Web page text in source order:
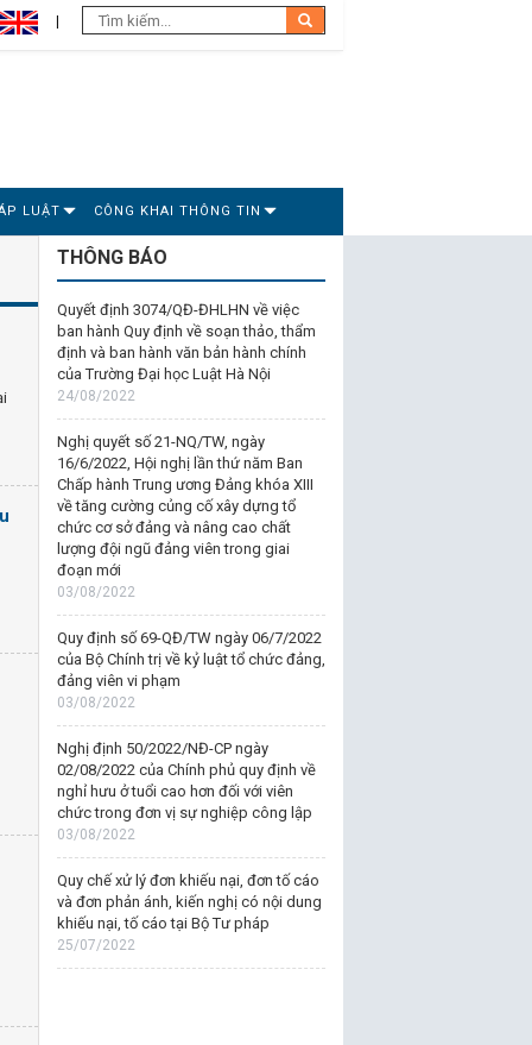
LUẬT CÔNG KHAI THÔNG TIN
THÔNG BÁO
Quyết định 3074/QĐ-ĐHLHN về việc
ban hành Quy định về soạn thảo, thẩm
định và ban hành văn bản hành chính
của Trường Đại học Luật Hà Nội
24/08/2022
Nghị quyết số 21-NQ/TW, ngày
16/6/2022, Hội nghị lần thứ năm Ban
Chấp hành Trung ương Đảng khóa XIII
về tăng cường củng cố xây dựng tổ
chức cơ sở đảng và nâng cao chất
lượng đội ngũ đảng viên trong giai
đoạn mới
03/08/2022
Quy định số 69-QĐ/TW ngày 06/7/2022
của Bộ Chính trị về kỷ luật tổ chức đảng,
đảng viên vi phạm
03/08/2022
Nghị định 50/2022/NĐ-CP ngày
02/08/2022 của Chính phủ quy định về
nghỉ hưu ở tuổi cao hơn đối với viên
chức trong đơn vị sự nghiệp công lập
03/08/2022
Quy chế xử lý đơn khiếu nại, đơn tố cáo
và đơn phản ánh, kiến nghị có nội dung
khiếu nại, tố cáo tại Bộ Tư pháp
25/07/2022